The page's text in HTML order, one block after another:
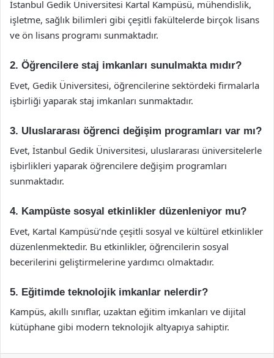
İstanbul Gedik Üniversitesi Kartal Kampüsü, mühendislik,
işletme, sağlık bilimleri gibi çeşitli fakültelerde birçok lisans
ve ön lisans programı sunmaktadır.
2. Öğrencilere staj imkanları sunulmakta mıdır?
Evet, Gedik Üniversitesi, öğrencilerine sektördeki firmalarla
işbirliği yaparak staj imkanları sunmaktadır.
3. Uluslararası öğrenci değişim programları var mı?
Evet, İstanbul Gedik Üniversitesi, uluslararası üniversitelerle
işbirlikleri yaparak öğrencilere değişim programları
sunmaktadır.
4. Kampüste sosyal etkinlikler düzenleniyor mu?
Evet, Kartal Kampüsü’nde çeşitli sosyal ve kültürel etkinlikler
düzenlenmektedir. Bu etkinlikler, öğrencilerin sosyal
becerilerini geliştirmelerine yardımcı olmaktadır.
5. Eğitimde teknolojik imkanlar nelerdir?
Kampüs, akıllı sınıflar, uzaktan eğitim imkanları ve dijital
kütüphane gibi modern teknolojik altyapıya sahiptir.